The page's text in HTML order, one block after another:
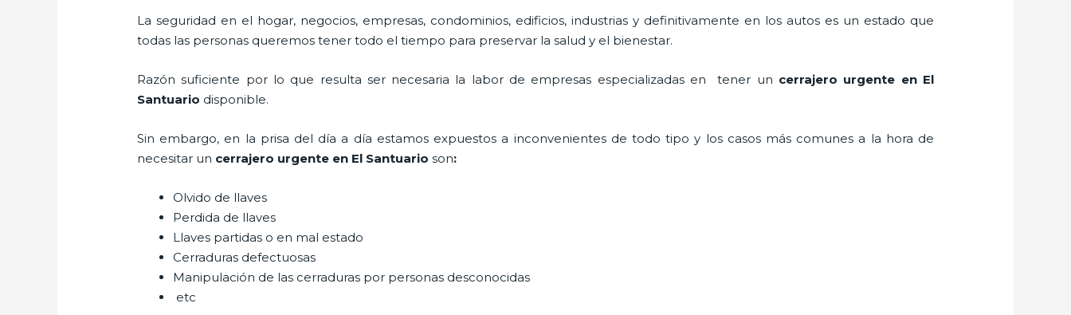
La seguridad en el hogar, negocios, empresas, condominios, edificios, industrias y definitivamente en los autos es un estado que
todas las personas queremos tener todo el tiempo para preservar la salud y el bienestar.
Razón suficiente por lo que resulta ser necesaria la labor de empresas especializadas en tener un cerrajero urgente en El
Santuario disponible.
Sin embargo, en la prisa del día a día estamos expuestos a inconvenientes de todo tipo y los casos más comunes a la hora de
necesitar un cerrajero urgente en El Santuario son:
Olvido de llaves
Perdida de llaves
Llaves partidas o en mal estado
Cerraduras defectuosas
Manipulación de las cerraduras por personas desconocidas
etc